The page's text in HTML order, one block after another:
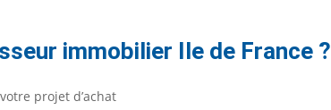
immobilier Ile de France ?
projet d’achat